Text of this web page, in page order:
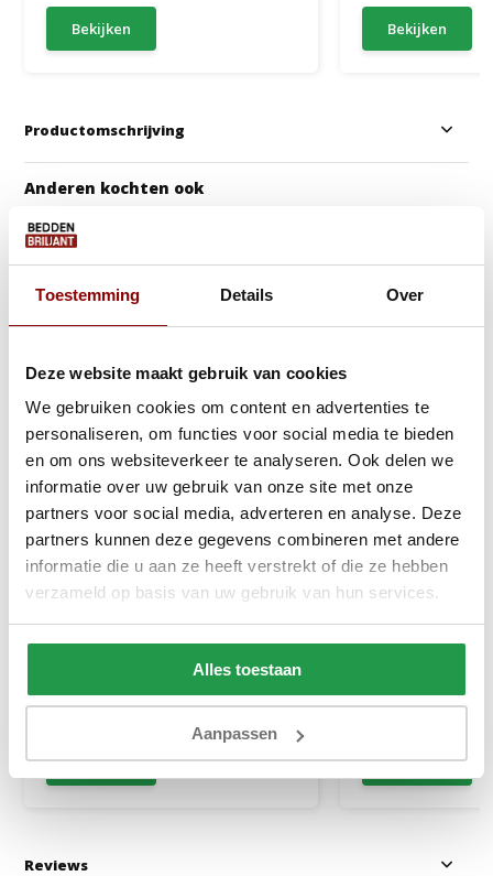
Toestemming Details Over
Deze website maakt gebruik van cookies
We gebruiken cookies om content en advertenties te
personaliseren, om functies voor social media te bieden
en om ons websiteverkeer te analyseren. Ook delen we
informatie over uw gebruik van onze site met onze
partners voor social media, adverteren en analyse. Deze
partners kunnen deze gegevens combineren met andere
informatie die u aan ze heeft verstrekt of die ze hebben
verzameld op basis van uw gebruik van hun services.
Alles toestaan
Aanpassen
Bekijken Bekijken
Productomschrijving
Anderen kochten ook
Swiss Boxkussen
Bekijken
Dubbel Jersey
Hoeslaken
Bekijken
Reviews